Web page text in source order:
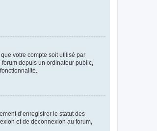
votre compte soit utilisé par
depuis un ordinateur public,
d’enregistrer le statut des
et de déconnexion au forum,